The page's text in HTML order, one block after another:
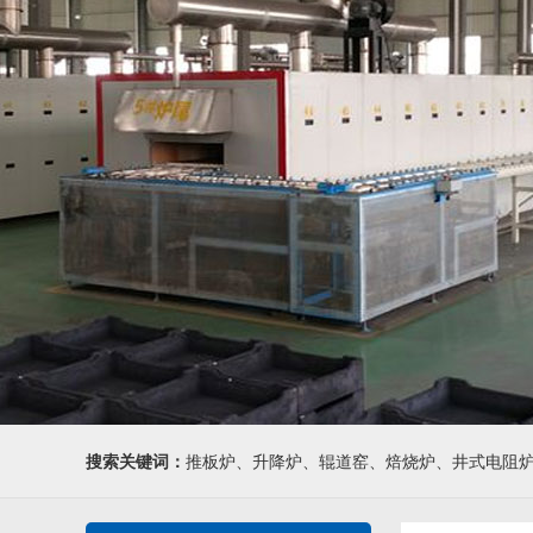
搜索关键词： 推板炉、升降炉、辊道窑、焙烧炉、井式电阻